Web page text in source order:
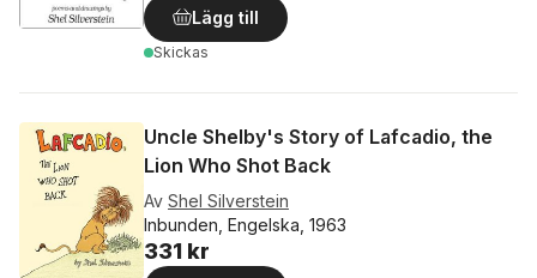
Lägg till
Skickas
Uncle Shelby's Story of Lafcadio, the
Lion Who Shot Back
Av Shel Silverstein
Inbunden, Engelska, 1963
331 kr